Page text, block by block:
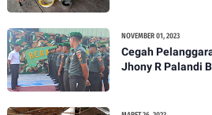
NOVEMBER 01, 2023
Cegah
Jhony R Palandi